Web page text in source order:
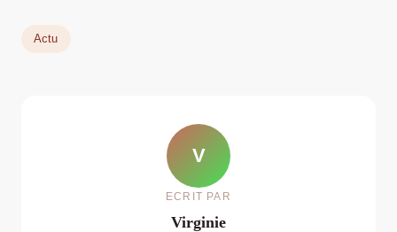
Actu
V
ECRIT PAR
Virginie